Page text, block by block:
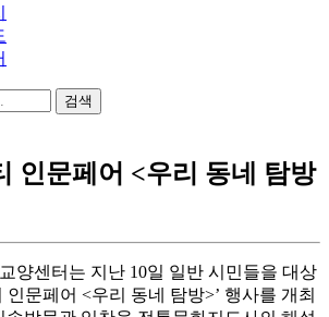
인문페어 <우리 동네 탐방
양센터는 지난 10일 일반 시민들을 대상
인문페어 <우리 동네 탐방>’ 행사를 개최